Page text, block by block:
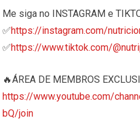
Me siga no INSTAGRAM e
✅https://instagram.com/
✅https://www.tiktok.com/
🔥ÁREA DE MEMBROS
https://www.youtube.com/
bQ/join